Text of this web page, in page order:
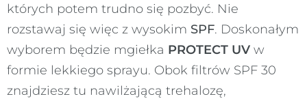
których potem trudno się pozbyć. Nie
rozstawaj się więc z wysokim SPF. Doskonałym
wyborem będzie mgiełka PROTECT UV w
formie lekkiego sprayu. Obok filtrów SPF 30
znajdziesz tu nawilżającą trehalozę,